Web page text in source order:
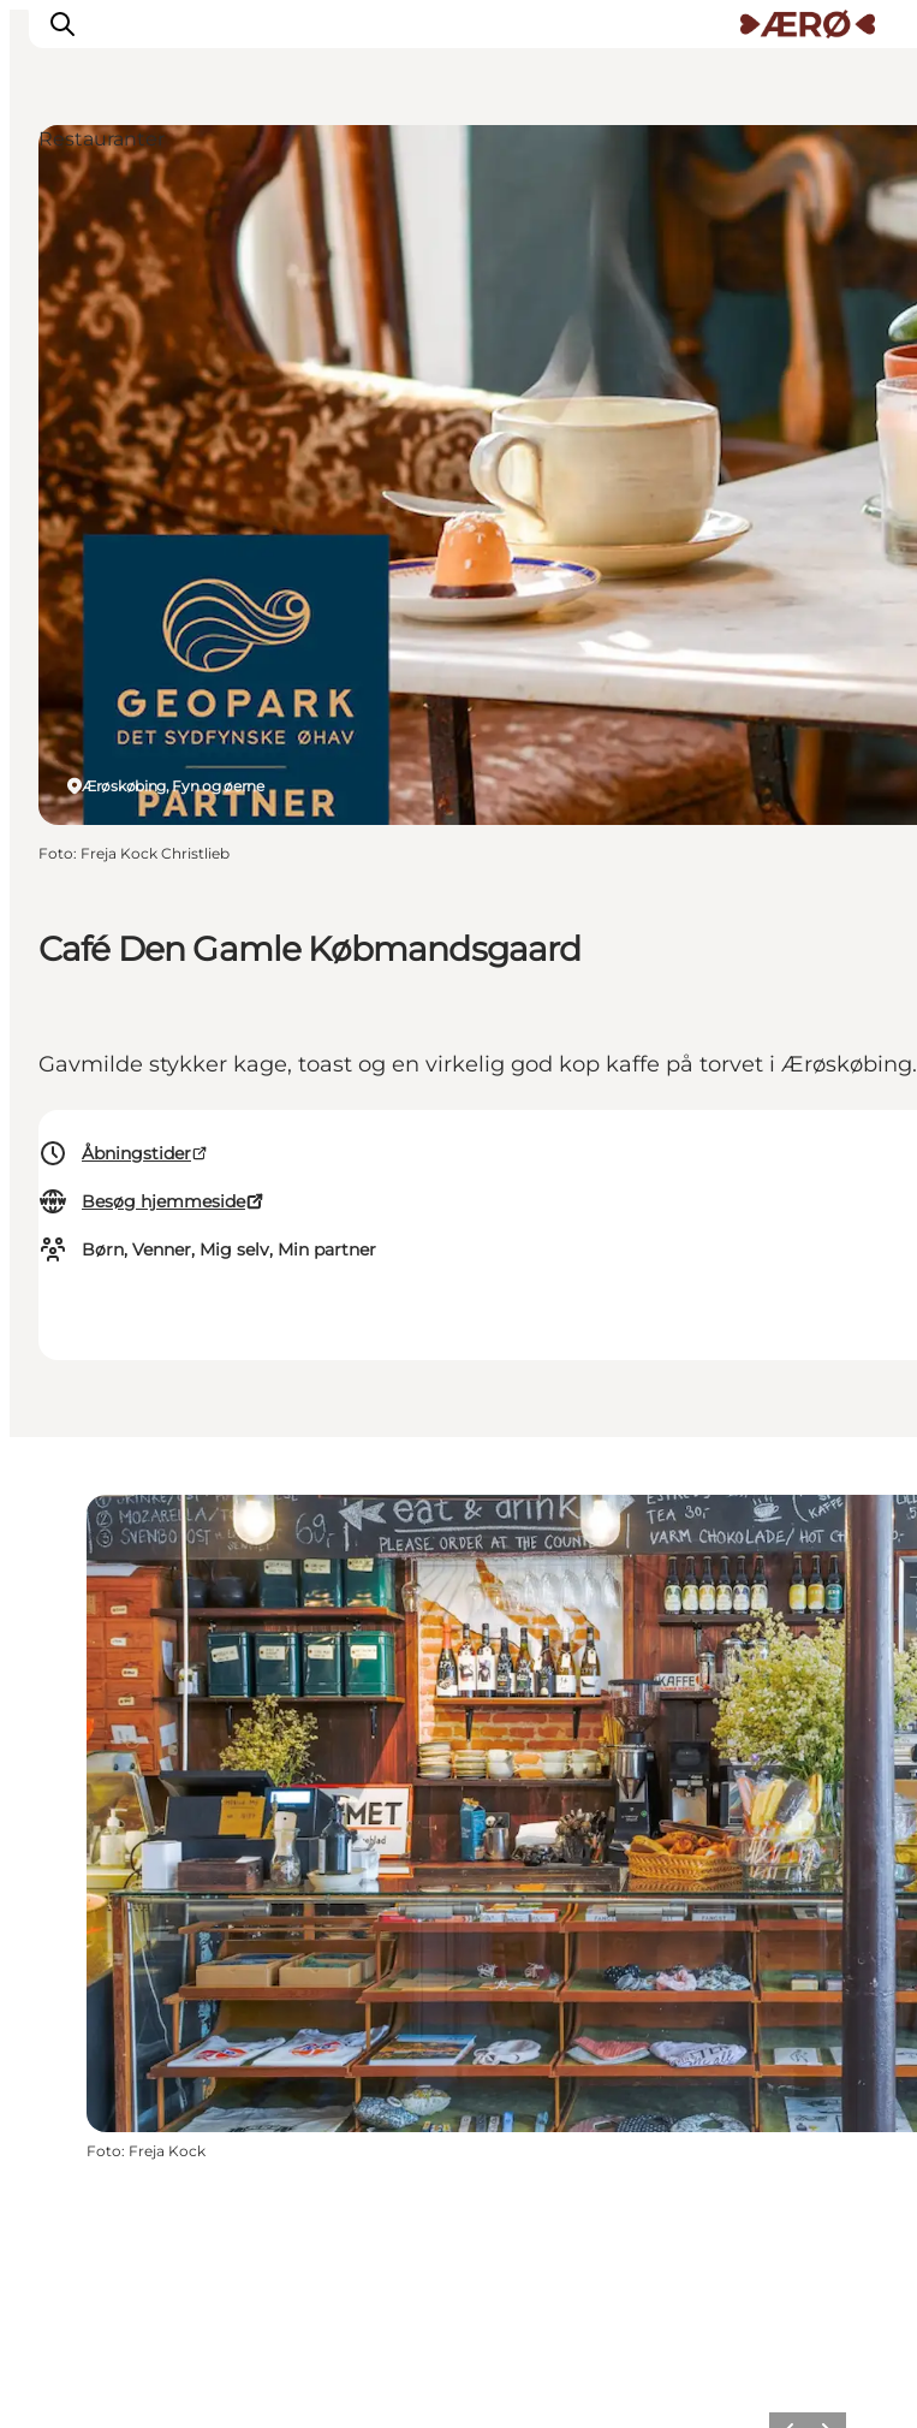
Overnatning
Spisesteder
Oplevelser
Events
Planlæg ferien
Café Den Gamle Købmandsgaard
Gavmilde stykker kage, toast og en virkelig god kop kaffe på torvet i Ærøskøbing.
Åbningstider
Besøg hjemmeside
Børn, Venner, Mig selv, Min partner
Ærøskøbing, Fyn og øerne
Restauranter
Foto: Freja Kock Christlieb
Foto: Freja Kock